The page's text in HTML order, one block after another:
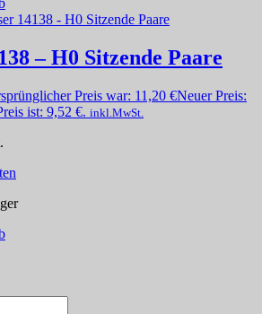
– H0 Sitzende Paare
Preis war: 11,20 €Neuer Preis:
ist: 9,52 €. inkl.MwSt.